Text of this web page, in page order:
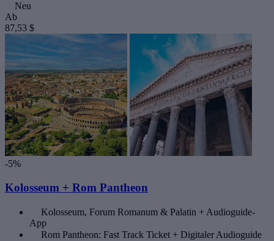
Neu
Ab
87,53 $
-5%
Kolosseum + Rom Pantheon
Kolosseum, Forum Romanum & Palatin + Audioguide-
App
Rom Pantheon: Fast Track Ticket + Digitaler Audioguide